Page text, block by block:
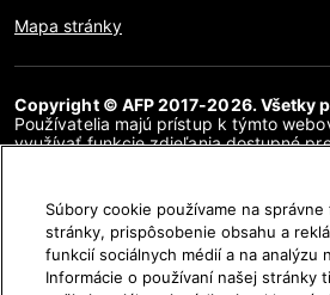
Mapa stránky
Copyright © AFP 2017-2026. Všetky
Používatelia majú prístup k týmto
využívať funkcie zdieľania dostupné
reprodukcia, komunikácia pre
obsahu tejto webovej stránky, či už v
akékoľvek iné účely a/alebo
osobitnej licenčnej zmluvy podpísanej
zakázaná. Obsah zobrazený alebo
hypertextových odkazov v článkoch
Súbory cookie používame na
stránky, prispôsobenie obsahu a
funkcií sociálnych médií a na analýzu
Informácie o používaní našej stránky